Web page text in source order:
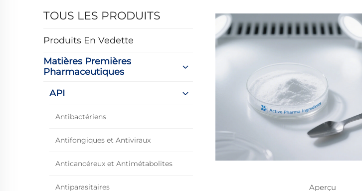
TOUS LES PRODUITS
Produits En Vedette
Matières Premières
Pharmaceutiques
API
Antibactériens
Antifongiques et Antiviraux
Anticancéreux et Antimétabolites
Antiparasitaires Aperçu